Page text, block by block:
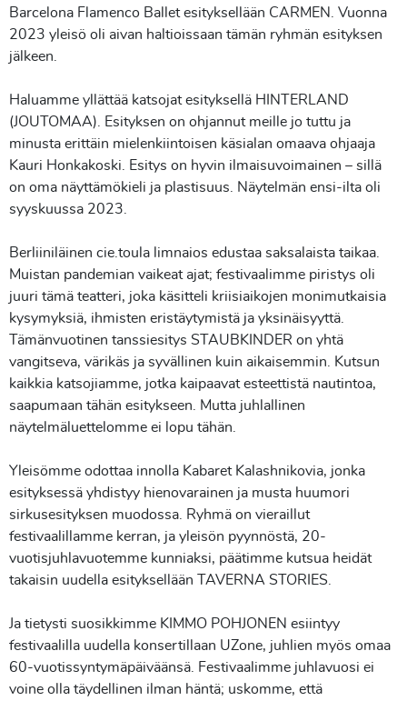
Barcelona Flamenco Ballet esityksellään CARMEN. Vuonna
2023 yleisö oli aivan haltioissaan tämän ryhmän esityksen
jälkeen.
Haluamme yllättää katsojat esityksellä HINTERLAND
(JOUTOMAA). Esityksen on ohjannut meille jo tuttu ja
minusta erittäin mielenkiintoisen käsialan omaava ohjaaja
Kauri Honkakoski. Esitys on hyvin ilmaisuvoimainen – sillä
on oma näyttämökieli ja plastisuus. Näytelmän ensi-ilta oli
syyskuussa 2023.
Berliiniläinen cie.toula limnaios edustaa saksalaista taikaa.
Muistan pandemian vaikeat ajat; festivaalimme piristys oli
juuri tämä teatteri, joka käsitteli kriisiaikojen monimutkaisia
kysymyksiä, ihmisten eristäytymistä ja yksinäisyyttä.
Tämänvuotinen tanssiesitys STAUBKINDER on yhtä
vangitseva, värikäs ja syvällinen kuin aikaisemmin. Kutsun
kaikkia katsojiamme, jotka kaipaavat esteettistä nautintoa,
saapumaan tähän esitykseen. Mutta juhlallinen
näytelmäluettelomme ei lopu tähän.
Yleisömme odottaa innolla Kabaret Kalashnikovia, jonka
esityksessä yhdistyy hienovarainen ja musta huumori
sirkusesityksen muodossa. Ryhmä on vieraillut
festivaalillamme kerran, ja yleisön pyynnöstä, 20-
vuotisjuhlavuotemme kunniaksi, päätimme kutsua heidät
takaisin uudella esityksellään TAVERNA STORIES.
Ja tietysti suosikkimme KIMMO POHJONEN esiintyy
festivaalilla uudella konsertillaan UZone, juhlien myös omaa
60-vuotissyntymäpäiväänsä. Festivaalimme juhlavuosi ei
voine olla täydellinen ilman häntä; uskomme, että